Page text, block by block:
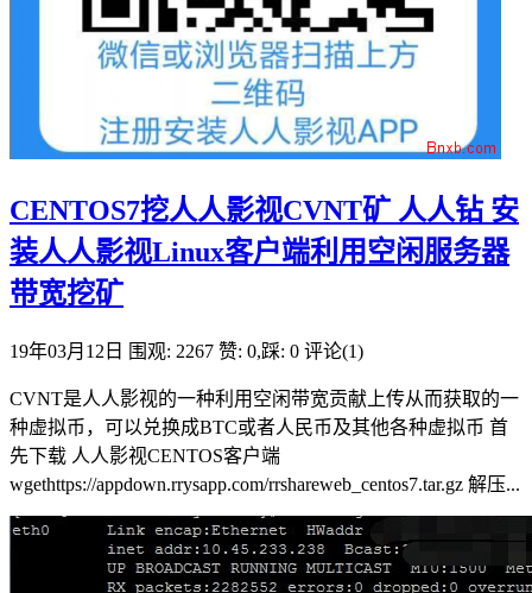
CENTOS7挖人人影视CVNT矿 人人钻 安
装人人影视Linux客户端利用空闲服务器
带宽挖矿
19年03月12日 围观: 2267 赞: 0,踩: 0 评论(1)
CVNT是人人影视的一种利用空闲带宽贡献上传从而获取的一
种虚拟币，可以兑换成BTC或者人民币及其他各种虚拟币 首
先下载 人人影视CENTOS客户端
wgethttps://appdown.rrysapp.com/rrshareweb_centos7.tar.gz 解压...